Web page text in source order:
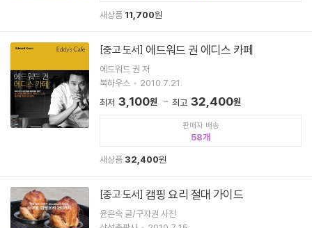
새상품 11,700원
[중고 도서] 에드워드 권 에디스 카페
에드워드 권 저
북하우스
2010.7.21.
최저 3,100원 최고 32,400원
판매자 배송
58
새상품 32,400원
[중고 도서] 캠핑 요리 절대 가이드
윤은숙 글/구자권 사진